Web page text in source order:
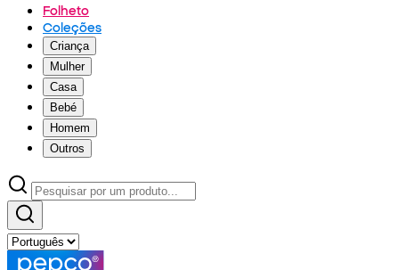
Folheto
Coleções
Criança
Mulher
Casa
Bebé
Homem
Outros